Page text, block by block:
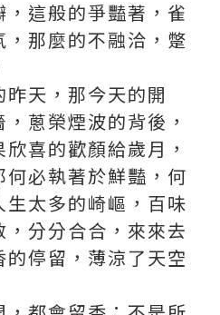
這般的爭豔著，雀
那麼的不融洽，蹩
天，那今天的開
蔥榮煙波的背後，
喜的歡顏給歲月，
必執著於鮮豔，何
太多的崎嶇，百味
分分合合，來來去
停留，薄涼了天空